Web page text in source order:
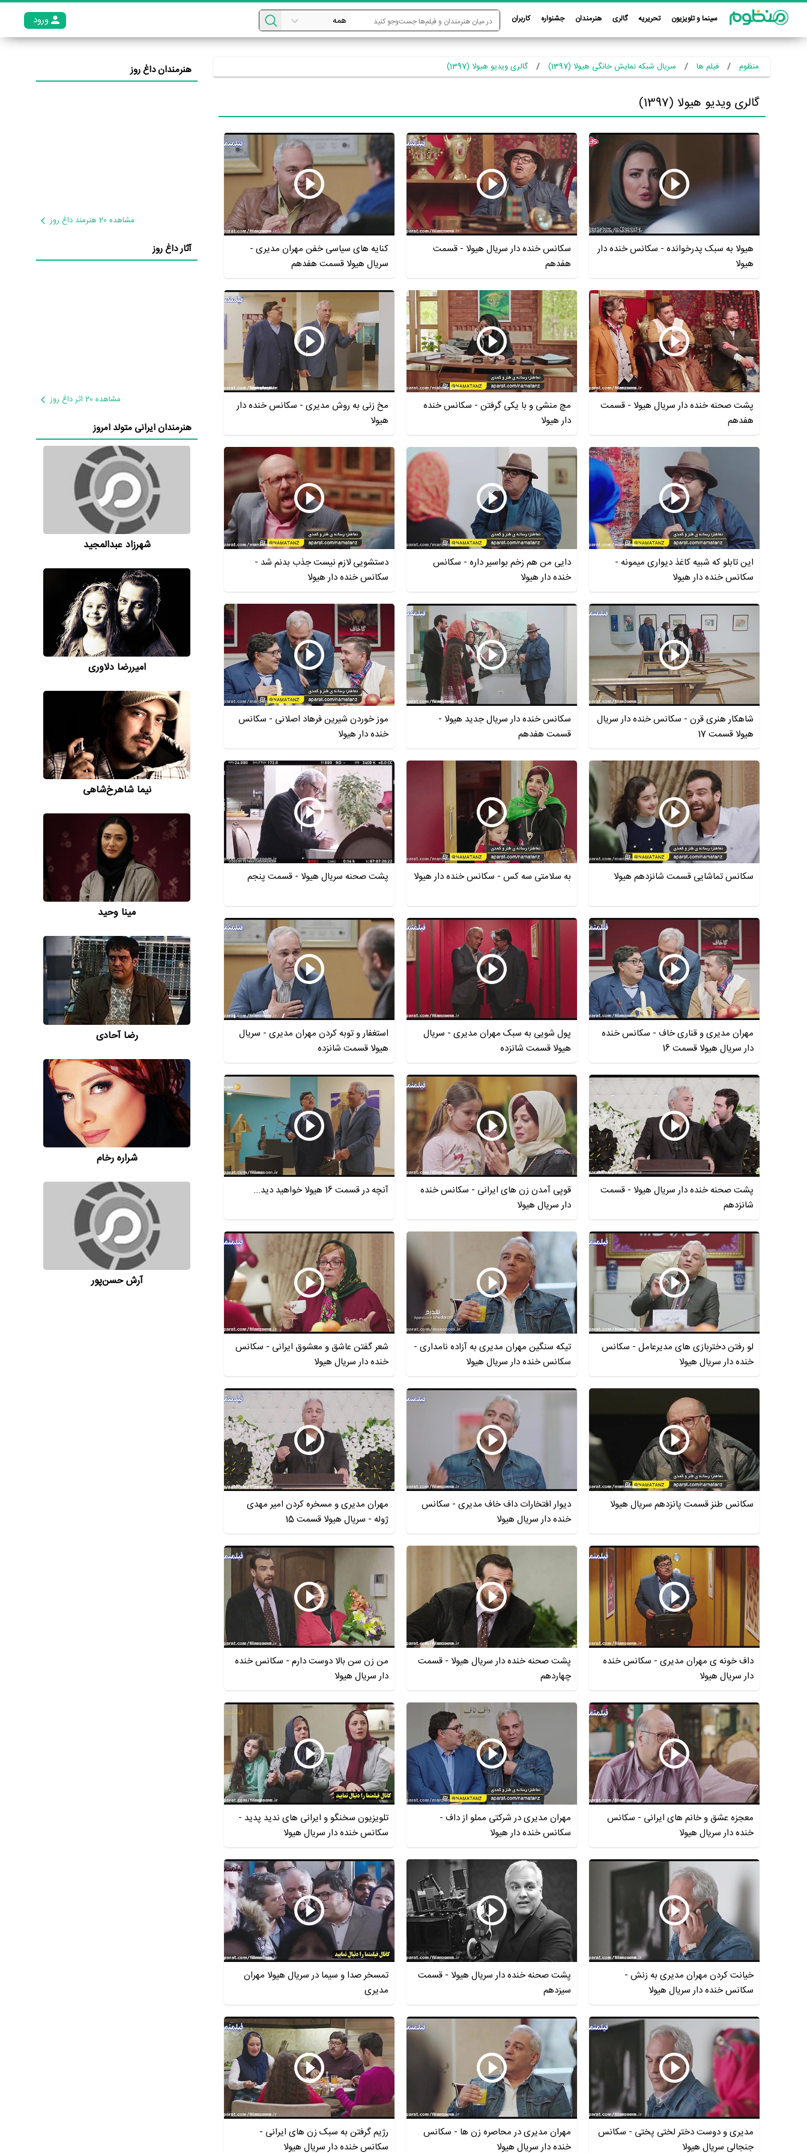
سینما و تلویزیون تحریریه گالری هنرمندان جشنواره کاربران ورود
منظوم فیلم ها سریال شبکه نمایش خانگی هیولا (1397) گالری ویدیو هیولا (1397)
گالری ویدیو هیولا (1397)
هیولا به سبک پدرخوانده - سکانس خنده دار
هیولا
سکانس خنده دار سریال هیولا - قسمت
هفدهم
کنایه های سیاسی خفن مهران مدیری -
سریال هیولا قسمت هفدهم
پشت صحنه خنده دار سریال هیولا - قسمت
هفدهم
مچ منشی و با یکی گرفتن - سکانس خنده
دار هیولا
مخ زنی به روش مدیری - سکانس خنده دار
هیولا
این تابلو که شبیه کاغذ دیواری میمونه -
سکانس خنده دار هیولا
دایی من هم زخم بواسیر داره - سکانس
خنده دار هیولا
دستشویی لازم نیست جذب بدنم شد -
سکانس خنده دار هیولا
شاهکار هنری قرن - سکانس خنده دار سریال
هیولا قسمت 17
سکانس خنده دار سریال جدید هیولا -
قسمت هفدهم
موز خوردن شیرین فرهاد اصلانی - سکانس
خنده دار هیولا
سکانس تماشایی قسمت شانزدهم هیولا به سلامتی سه کس - سکانس خنده دار هیولا پشت صحنه سریال هیولا - قسمت پنجم
مهران مدیری و قناری خاف - سکانس خنده
دار سریال هیولا قسمت 16
پول شویی به سبک مهران مدیری - سریال
هیولا قسمت شانزده
استغفار و توبه کردن مهران مدیری - سریال
هیولا قسمت شانزده
پشت صحنه خنده دار سریال هیولا - قسمت
شانزدهم
قوپی آمدن زن های ایرانی - سکانس خنده
دار سریال هیولا
آنچه در قسمت 16 هیولا خواهید دید...
لو رفتن دختربازی های مدیرعامل - سکانس
خنده دار سریال هیولا
تیکه سنگین مهران مدیری به آزاده نامداری -
سکانس خنده دار سریال هیولا
شعر گفتن عاشق و معشوق ایرانی - سکانس
خنده دار سریال هیولا
سکانس طنز قسمت پانزدهم سریال هیولا
دیوار افتخارات داف خاف مدیری - سکانس
خنده دار سریال هیولا
مهران مدیری و مسخره کردن امیر مهدی
ژوله - سریال هیولا قسمت 15
داف خونه ی مهران مدیری - سکانس خنده
دار سریال هیولا
پشت صحنه خنده دار سریال هیولا - قسمت
چهاردهم
من زن سن بالا دوست دارم - سکانس خنده
دار سریال هیولا
معجزه عشق و خانم های ایرانی - سکانس
خنده دار سریال هیولا
مهران مدیری در شرکتی مملو از داف -
سکانس خنده دار هیولا
تلویزیون سخنگو و ایرانی های ندید پدید -
سکانس خنده دار سریال هیولا
خیانت کردن مهران مدیری به زنش -
سکانس خنده دار سریال هیولا
پشت صحنه خنده دار سریال هیولا - قسمت
سیزدهم
تمسخر صدا و سیما در سریال هیولا مهران
مدیری
مدیری و دوست دختر لختی پختی - سکانس
جنجالی سریال هیولا
مهران مدیری در محاصره زن ها - سکانس
خنده دار سریال هیولا
رژیم گرفتن به سبک زن های ایرانی -
سکانس خنده دار سریال هیولا
هنرمندان داغ روز
مشاهده 20 هنرمند داغ روز
آثار داغ روز
مشاهده 20 اثر داغ روز
هنرمندان ایرانی متولد امروز
شهرزاد عبدالمجید
امیررضا دلاوری
نیما شاهرخ‌شاهی
مینا وحید
رضا آحادی
شراره رخام
آرش حسن‌پور